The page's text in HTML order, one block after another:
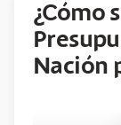
¿Cómo
Nación